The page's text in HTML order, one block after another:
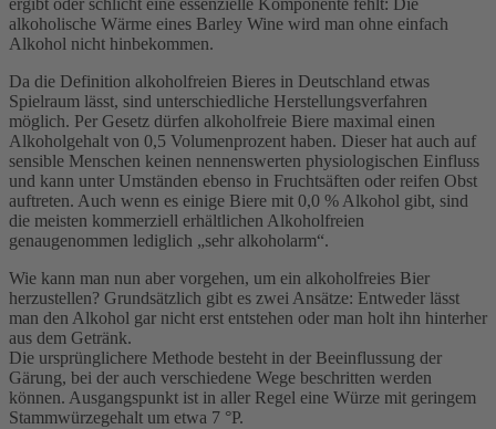
ergibt oder schlicht eine essenzielle Komponente fehlt: Die
alkoholische Wärme eines Barley Wine wird man ohne einfach
Alkohol nicht hinbekommen.
Da die Definition alkoholfreien Bieres in Deutschland etwas
Spielraum lässt, sind unterschiedliche Herstellungsverfahren
möglich. Per Gesetz dürfen alkoholfreie Biere maximal einen
Alkoholgehalt von 0,5 Volumenprozent haben. Dieser hat auch auf
sensible Menschen keinen nennenswerten physiologischen Einfluss
und kann unter Umständen ebenso in Fruchtsäften oder reifen Obst
auftreten. Auch wenn es einige Biere mit 0,0 % Alkohol gibt, sind
die meisten kommerziell erhältlichen Alkoholfreien
genaugenommen lediglich „sehr alkoholarm“.
Wie kann man nun aber vorgehen, um ein alkoholfreies Bier
herzustellen? Grundsätzlich gibt es zwei Ansätze: Entweder lässt
man den Alkohol gar nicht erst entstehen oder man holt ihn hinterher
aus dem Getränk.
Die ursprünglichere Methode besteht in der Beeinflussung der
Gärung, bei der auch verschiedene Wege beschritten werden
können. Ausgangspunkt ist in aller Regel eine Würze mit geringem
Stammwürzegehalt um etwa 7 °P.